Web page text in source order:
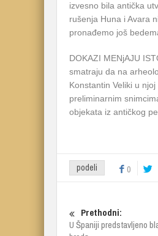
izvesno bila antička
rušenja Huna i Avara
pronađemo još
DOKAZI MENjAJU
smatraju da na
Konstantin Veliki u
preliminarnim
objekata iz antičkog
podeli 0
Prethodni:
U Španiji predstavljeno